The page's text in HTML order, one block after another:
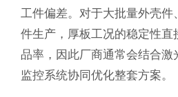
工件偏差。对于大批量外壳
件生产，厚板工况的稳定性直
品率，因此厂商通常会结合
监控系统协同优化整套方案。